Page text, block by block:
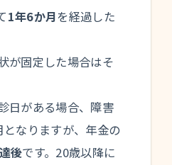
1年6か月を経過した
が固定した場合はそ
日がある場合、障害
なりますが、年金の
後です。20歳以降に